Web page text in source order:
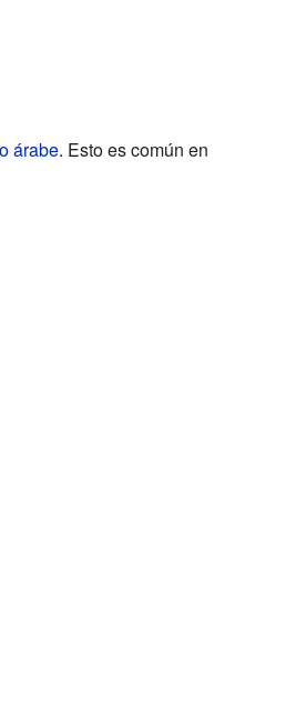
árabe. Esto es común en